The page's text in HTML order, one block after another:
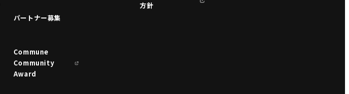
パートナー募集
Commune
Community
Award
方針